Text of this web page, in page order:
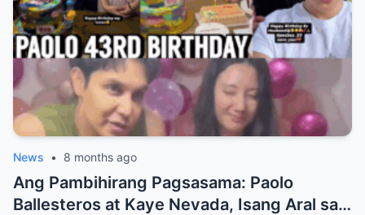
News • 8 months ago
Ang Pambihirang Pagsasama: Paolo
Ballesteros at Kaye Nevada, Isang Aral sa